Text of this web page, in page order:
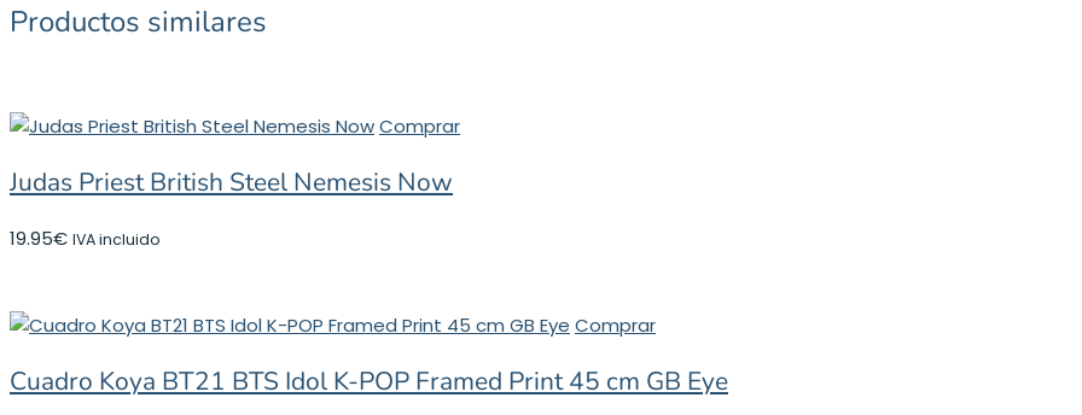
Productos similares
Comprar
Judas Priest British Steel Nemesis Now
19.95€ IVA incluido
Comprar
Cuadro Koya BT21 BTS Idol K-POP Framed Print 45 cm GB Eye